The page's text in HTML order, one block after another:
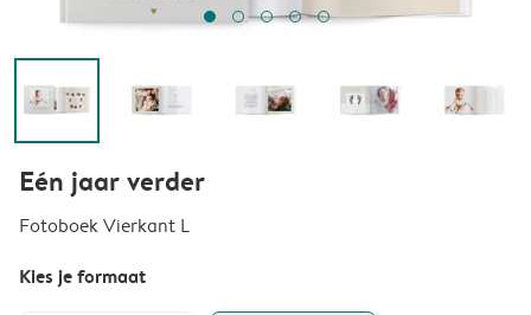
Eén jaar verder
Fotoboek Vierkant L
Kies je formaat